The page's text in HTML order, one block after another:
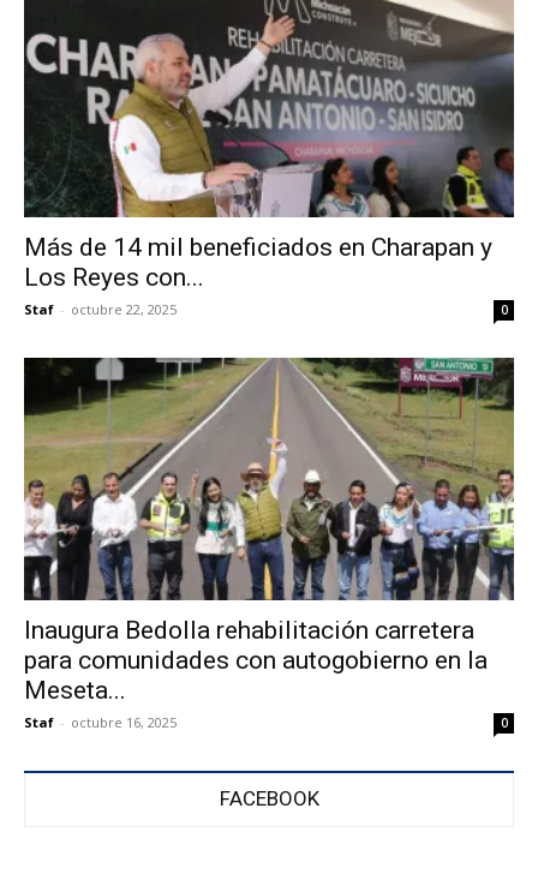
Más de 14 mil beneficiados en Charapan y
Los Reyes con...
Staf - octubre 22, 2025 0
Inaugura Bedolla rehabilitación carretera
para comunidades con autogobierno en la
Meseta...
Staf - octubre 16, 2025 0
FACEBOOK